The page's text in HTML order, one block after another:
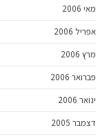
מאי 2006
אפריל 2006
מרץ 2006
פברואר 2006
ינואר 2006
דצמבר 2005